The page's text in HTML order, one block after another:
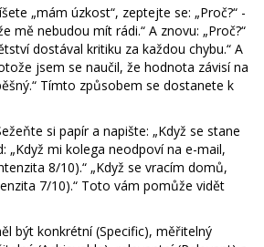
„mám úzkost“, zeptejte se: „Proč?“ -
mě nebudou mít rádi.“ A znovu: „Proč?“
dostával kritiku za každou chybu.“ A
jsem se naučil, že hodnota závisí na
Tímto způsobem se dostanete k
si papír a napište: „Když se stane
„Když mi kolega neodpoví na e-mail,
8/10).“ „Když se vracím domů,
7/10).“ Toto vám pomůže vidět
být konkrétní (Specific), měřitelný